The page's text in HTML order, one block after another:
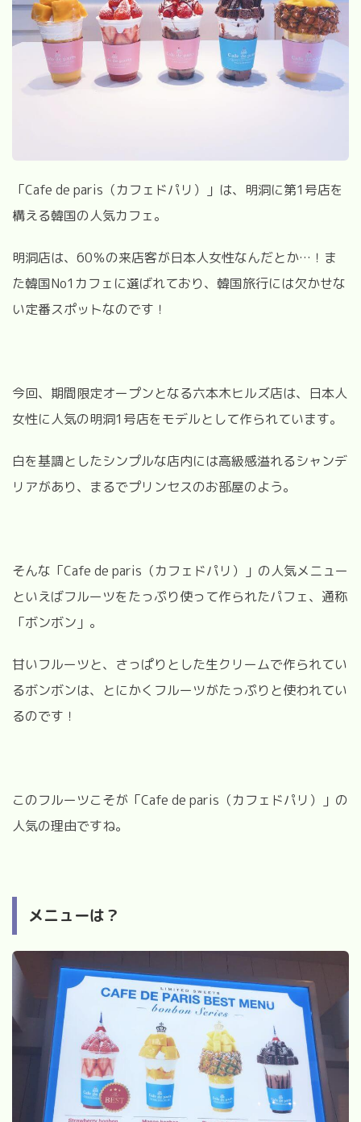
「Cafe de paris （カフェドパリ）」は、明洞に第1 号店を
構える韓国の人気カフェ。
明洞店は、 60％の来店客が日本人女性なんだとか… ！ま
た韓国No1 カフェに選ばれており、韓国旅行には欠かせな
い定番スポットなのです！
今回、期間限定オープンとなる六本木ヒルズ店は、日本人
女性に人気の明洞1 号店をモデルとして作られています。
白を基調としたシンプルな店内には高級感溢れるシャンデ
リアがあり、まるでプリンセスのお部屋のよう。
そんな「Cafe de paris （カフェドパリ）」の人気メニュー
といえばフルーツをたっぷり使って作られたパフェ、通称
「ボンボン」。
甘いフルーツと、さっぱりとした生クリームで作られてい
るボンボンは、とにかくフルーツがたっぷりと使われてい
るのです！
このフルーツこそが「Cafe de paris （カフェドパリ）」の
人気の理由ですね。
メニューは？